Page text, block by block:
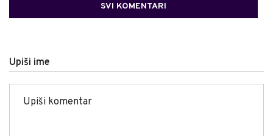
SVI KOMENTARI
Upiši ime